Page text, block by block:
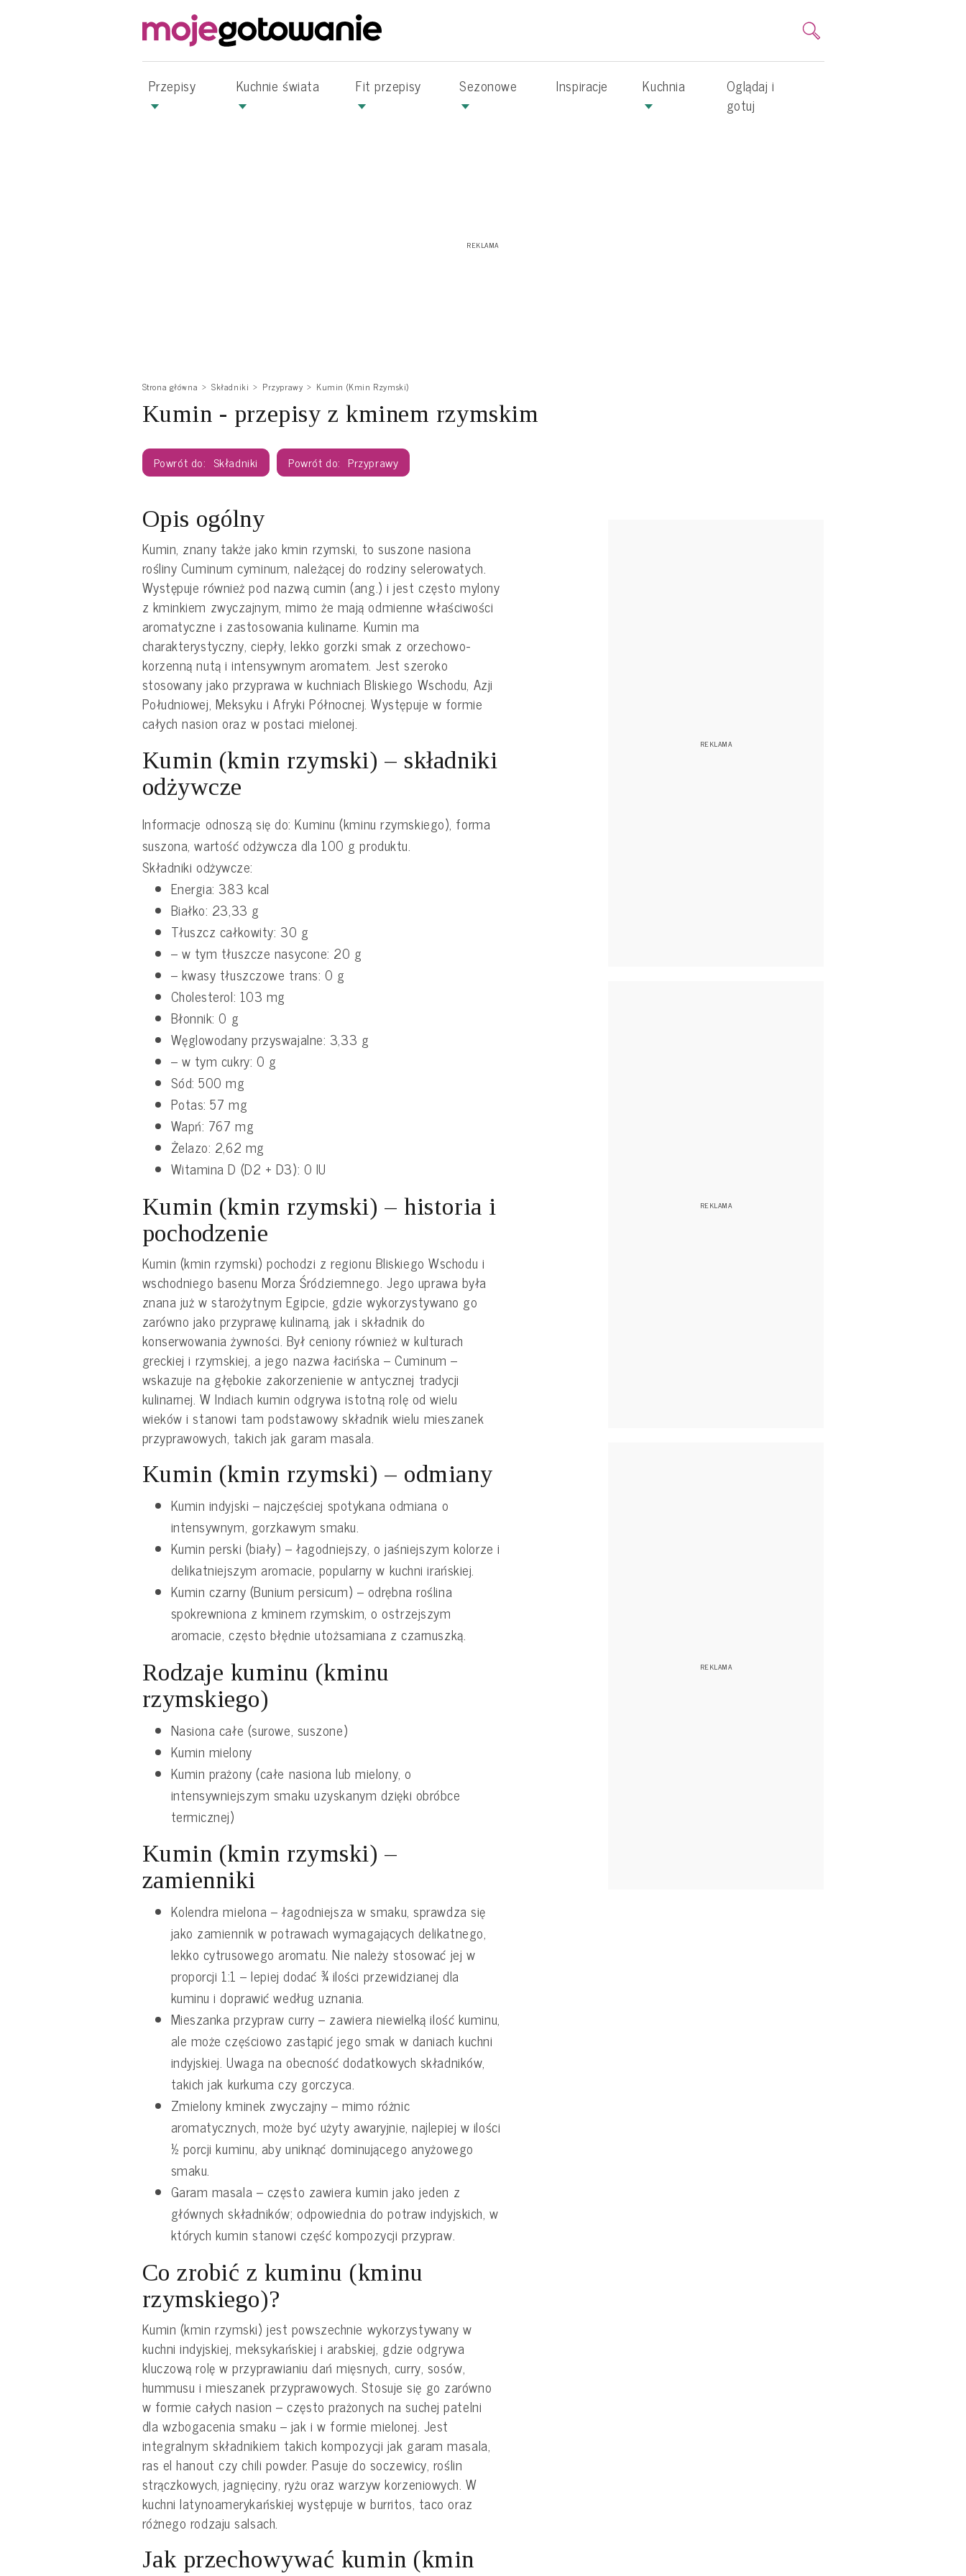
Przepisy Kuchnie świata Fit przepisy Sezonowe Inspiracje Kuchnia
Oglądaj i
gotuj
Strona główna Składniki Przyprawy Kumin (Kmin Rzymski)
Kumin - przepisy z kminem rzymskim
Składniki Przyprawy
Opis ogólny
Kumin, znany także jako kmin rzymski, to suszone nasiona
rośliny Cuminum cyminum, należącej do rodziny selerowatych.
Występuje również pod nazwą cumin (ang.) i jest często mylony
z kminkiem zwyczajnym, mimo że mają odmienne właściwości
aromatyczne i zastosowania kulinarne. Kumin ma
charakterystyczny, ciepły, lekko gorzki smak z orzechowo-
korzenną nutą i intensywnym aromatem. Jest szeroko
stosowany jako przyprawa w kuchniach Bliskiego Wschodu, Azji
Południowej, Meksyku i Afryki Północnej. Występuje w formie
całych nasion oraz w postaci mielonej.
Kumin (kmin rzymski) – składniki
odżywcze
Informacje odnoszą się do: Kuminu (kminu rzymskiego), forma
suszona, wartość odżywcza dla 100 g produktu.
Składniki odżywcze:
Energia: 383 kcal
Białko: 23,33 g
Tłuszcz całkowity: 30 g
– w tym tłuszcze nasycone: 20 g
– kwasy tłuszczowe trans: 0 g
Cholesterol: 103 mg
Błonnik: 0 g
Węglowodany przyswajalne: 3,33 g
– w tym cukry: 0 g
Sód: 500 mg
Potas: 57 mg
Wapń: 767 mg
Żelazo: 2,62 mg
Witamina D (D2 + D3): 0 IU
Kumin (kmin rzymski) – historia i
pochodzenie
Kumin (kmin rzymski) pochodzi z regionu Bliskiego Wschodu i
wschodniego basenu Morza Śródziemnego. Jego uprawa była
znana już w starożytnym Egipcie, gdzie wykorzystywano go
zarówno jako przyprawę kulinarną, jak i składnik do
konserwowania żywności. Był ceniony również w kulturach
greckiej i rzymskiej, a jego nazwa łacińska – Cuminum –
wskazuje na głębokie zakorzenienie w antycznej tradycji
kulinarnej. W Indiach kumin odgrywa istotną rolę od wielu
wieków i stanowi tam podstawowy składnik wielu mieszanek
przyprawowych, takich jak garam masala.
Kumin (kmin rzymski) – odmiany
Kumin indyjski – najczęściej spotykana odmiana o
intensywnym, gorzkawym smaku.
Kumin perski (biały) – łagodniejszy, o jaśniejszym kolorze i
delikatniejszym aromacie, popularny w kuchni irańskiej.
Kumin czarny (Bunium persicum) – odrębna roślina
spokrewniona z kminem rzymskim, o ostrzejszym
aromacie, często błędnie utożsamiana z czarnuszką.
Rodzaje kuminu (kminu
rzymskiego)
Nasiona całe (surowe, suszone)
Kumin mielony
Kumin prażony (całe nasiona lub mielony, o
intensywniejszym smaku uzyskanym dzięki obróbce
termicznej)
Kumin (kmin rzymski) –
zamienniki
Kolendra mielona – łagodniejsza w smaku, sprawdza się
jako zamiennik w potrawach wymagających delikatnego,
lekko cytrusowego aromatu. Nie należy stosować jej w
proporcji 1:1 – lepiej dodać ¾ ilości przewidzianej dla
kuminu i doprawić według uznania.
Mieszanka przypraw curry – zawiera niewielką ilość kuminu,
ale może częściowo zastąpić jego smak w daniach kuchni
indyjskiej. Uwaga na obecność dodatkowych składników,
takich jak kurkuma czy gorczyca.
Zmielony kminek zwyczajny – mimo różnic
aromatycznych, może być użyty awaryjnie, najlepiej w ilości
½ porcji kuminu, aby uniknąć dominującego anyżowego
smaku.
Garam masala – często zawiera kumin jako jeden z
głównych składników; odpowiednia do potraw indyjskich, w
których kumin stanowi część kompozycji przypraw.
Co zrobić z kuminu (kminu
rzymskiego)?
Kumin (kmin rzymski) jest powszechnie wykorzystywany w
kuchni indyjskiej, meksykańskiej i arabskiej, gdzie odgrywa
kluczową rolę w przyprawianiu dań mięsnych, curry, sosów,
hummusu i mieszanek przyprawowych. Stosuje się go zarówno
w formie całych nasion – często prażonych na suchej patelni
dla wzbogacenia smaku – jak i w formie mielonej. Jest
integralnym składnikiem takich kompozycji jak garam masala,
ras el hanout czy chili powder. Pasuje do soczewicy, roślin
strączkowych, jagnięciny, ryżu oraz warzyw korzeniowych. W
kuchni latynoamerykańskiej występuje w burritos, taco oraz
różnego rodzaju salsach.
Jak przechowywać kumin (kmin